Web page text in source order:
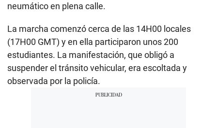
neumático en plena calle.
La marcha comenzó cerca de las 14H00 locales
(17H00 GMT) y en ella participaron unos 200
estudiantes. La manifestación, que obligó a
suspender el tránsito vehicular, era escoltada y
observada por la policía.